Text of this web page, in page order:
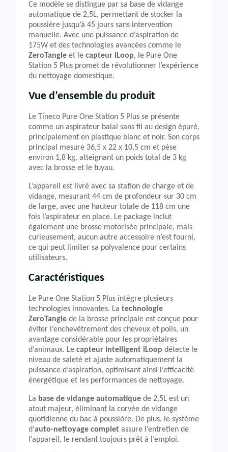
Ce modèle se distingue par sa base de vidange
automatique de 2,5L, permettant de stocker la
poussière jusqu’à 45 jours sans intervention
manuelle. Avec une puissance d’aspiration de
175W et des technologies avancées comme le
ZeroTangle et le capteur iLoop, le Pure One
Station 5 Plus promet de révolutionner l’expérience
du nettoyage domestique.
Vue d’ensemble du produit
Le Tineco Pure One Station 5 Plus se présente
comme un aspirateur balai sans fil au design épuré,
principalement en plastique blanc et noir. Son corps
principal mesure 36,5 x 22 x 10,5 cm et pèse
environ 1,8 kg, atteignant un poids total de 3 kg
avec la brosse et le tuyau.
L’appareil est livré avec sa station de charge et de
vidange, mesurant 44 cm de profondeur sur 30 cm
de large, avec une hauteur totale de 118 cm une
fois l’aspirateur en place. Le package inclut
également une brosse motorisée principale, mais
curieusement, aucun autre accessoire n’est fourni,
ce qui peut limiter sa polyvalence pour certains
utilisateurs.
Caractéristiques
Le Pure One Station 5 Plus intègre plusieurs
technologies innovantes. La technologie
ZeroTangle de la brosse principale est conçue pour
éviter l’enchevêtrement des cheveux et poils, un
avantage considérable pour les propriétaires
d’animaux. Le capteur intelligent iLoop détecte le
niveau de saleté et ajuste automatiquement la
puissance d’aspiration, optimisant ainsi l’efficacité
énergétique et les performances de nettoyage.
La base de vidange automatique de 2,5L est un
atout majeur, éliminant la corvée de vidange
quotidienne du bac à poussière. De plus, le système
d’auto-nettoyage complet assure l’entretien de
l’appareil, le rendant toujours prêt à l’emploi.